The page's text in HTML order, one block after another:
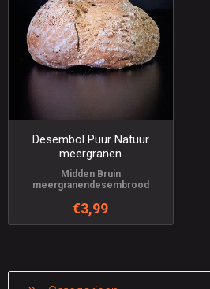
Desembol Puur Natuur
meergranen
Midden Bruin
meergranendesembrood
€3,99